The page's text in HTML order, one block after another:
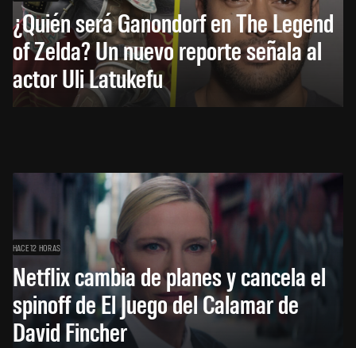
¿Quién será Ganondorf en The Legend
of Zelda? Un nuevo reporte señala al
actor Uli Latukefu
HACE 12 HORAS
Netflix cambia de planes y cancela el
spinoff de El Juego del Calamar de
David Fincher